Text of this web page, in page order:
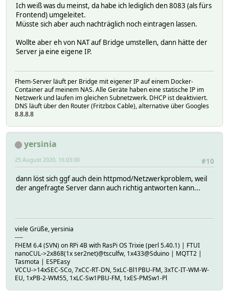
Ich weiß was du meinst, da habe ich lediglich den 8083 (als fürs
Frontend) umgeleitet.
Müsste sich aber auch nachträglich noch eintragen lassen.
Wollte aber eh von NAT auf Bridge umstellen, dann hätte der
Server ja eine eigene IP.
Fhem-Server läuft per Bridge mit eigener IP auf einem Docker-
Container auf meinem NAS. Alle Geräte haben eine statische IP im
Netzwerk und laufen im gleichen Subnetzwerk. DHCP ist deaktiviert.
DNS läuft über den Router (Fritzbox Cable), alternative über Googles
8.8.8.8
yersinia
#10
25 August 2020, 16:03:00
dann löst sich ggf auch dein httpmod/Netzwerkproblem, weil
der angefragte Server dann auch richtig antworten kann...
viele Grüße, yersinia
----
FHEM 6.4 (SVN) on RPi 4B with RasPi OS Trixie (perl 5.40.1) | FTUI
nanoCUL->2x868(1x ser2net)@tsculfw, 1x433@Sduino | MQTT2 |
Tasmota | ESPEasy
VCCU->14xSEC-SCo, 7xCC-RT-DN, 5xLC-Bl1PBU-FM, 3xTC-IT-WM-W-
EU, 1xPB-2-WM55, 1xLC-Sw1PBU-FM, 1xES-PMSw1-Pl